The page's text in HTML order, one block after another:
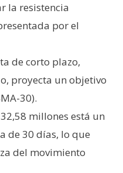
la resistencia
por el
de corto plazo,
proyecta un objetivo
30).
millones está un
de 30 días, lo que
del movimiento